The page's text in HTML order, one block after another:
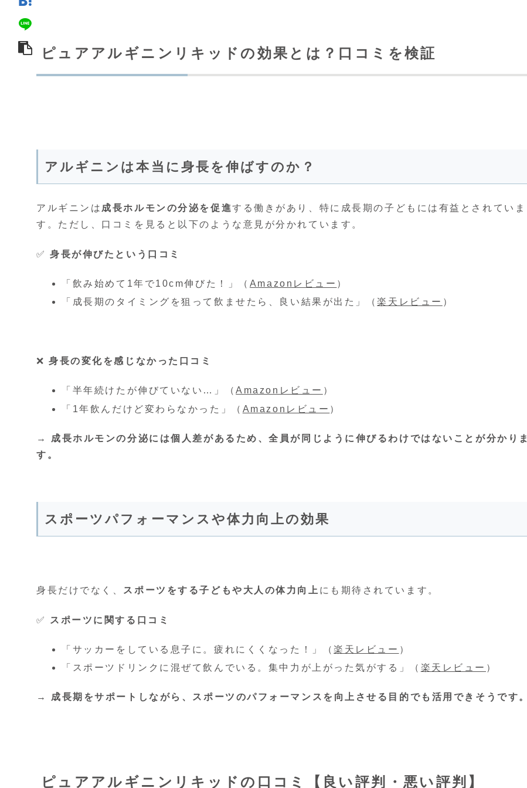
ピュアアルギニンリキッドの効果とは？口コミを検証
アルギニンは本当に身長を伸ばすのか？
アルギニンは 成長ホルモンの分泌を促進する働きがあり、特に成長期の子どもには有益とされていま
す。ただし、口コミを見ると以下のような意見が分かれています。
✅身長が伸びたという口コミ
「飲み始めて1年で10cm伸びた！」（ Amazonレビュー ）
「成長期のタイミングを狙って飲ませたら、良い結果が出た」（楽天レビュー ）
❌身長の変化を感じなかった口コミ
「半年続けたが伸びていない…」（Amazonレビュー ）
「1年飲んだけど変わらなかった」（ Amazonレビュー ）
→ 成長ホルモンの分泌には個人差があるため、全員が同じように伸びるわけではないことが分かりま
す。
スポーツパフォーマンスや体力向上の効果
身長だけでなく、 スポーツをする子どもや大人の体力向上 にも期待されています。
✅ スポーツに関する口コミ
「サッカーをしている息子に。疲れにくくなった！」（楽天レビュー ）
「スポーツドリンクに混ぜて飲んでいる。集中力が上がった気がする」（ 楽天レビュー ）
→ 成長期をサポートしながら、スポーツのパフォーマンスを向上させる目的でも活用できそうです。
ピュアアルギニンリキッドの口コミ【良い評判・悪い評判】